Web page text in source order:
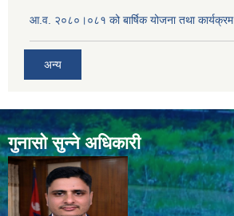
आ.व. २०८०।०८१ को बार्षिक योजना तथा कार्यक्रम
अन्य
गुनासो सुन्ने अधिकारी